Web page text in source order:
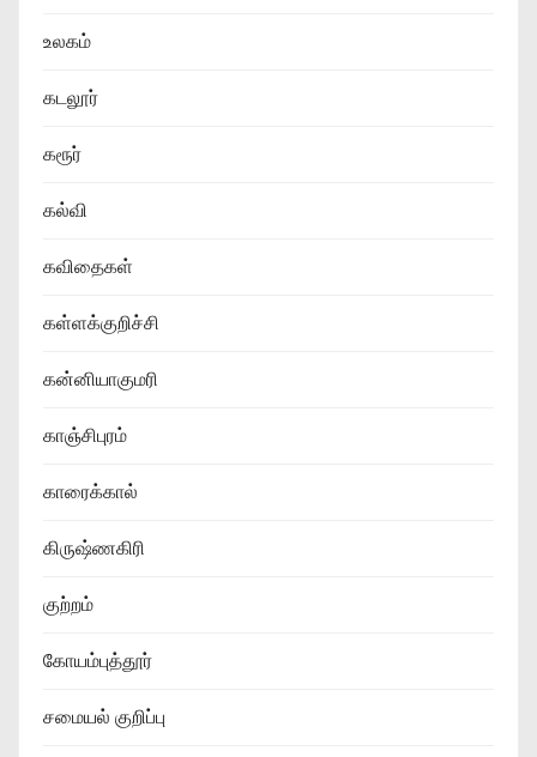
உலகம்
கடலூர்
கரூர்
கல்வி
கவிதைகள்
கள்ளக்குறிச்சி
கன்னியாகுமரி
காஞ்சிபுரம்
காரைக்கால்
கிருஷ்ணகிரி
குற்றம்
கோயம்புத்தூர்
சமையல் குறிப்பு